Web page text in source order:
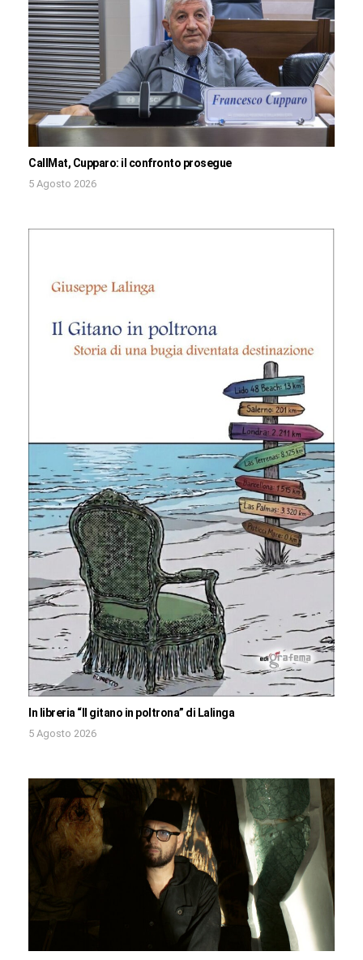
CallMat, Cupparo: il confronto prosegue
5 Agosto 2026
In libreria “Il gitano in poltrona” di Lalinga
5 Agosto 2026